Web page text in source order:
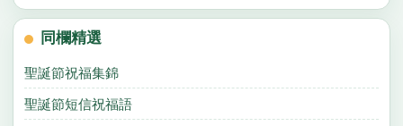
同欄精選
聖誕節祝福集錦
聖誕節短信祝福語